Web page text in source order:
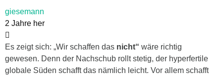
giesemann
2 Jahre her
Es zeigt sich: „Wir schaffen das nicht“ wäre richtig
gewesen. Denn der Nachschub rollt stetig, der hyperfertile
globale Süden schafft das nämlich leicht. Vor allem schafft